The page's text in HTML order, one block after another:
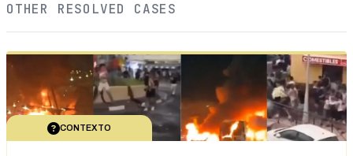
OTHER RESOLVED CASES
CONTEXTO